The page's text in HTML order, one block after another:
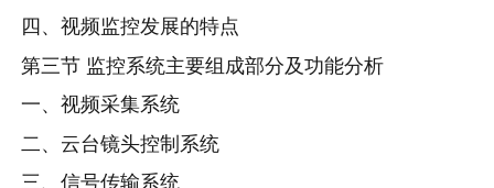
四、视频监控发展的特点
第三节 监控系统主要组成部分及功能分析
一、视频采集系统
二、云台镜头控制系统
三、信号传输系统